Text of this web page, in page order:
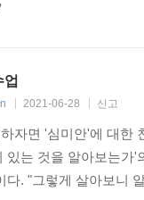
업
2021-06-28 신고
자면 '심미안'에 대한
있는 것을 알아보는가
다. "그렇게 살아보니